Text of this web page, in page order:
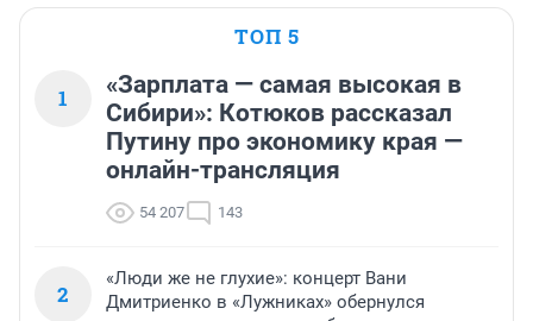
ТОП 5
1
«Зарплата — самая высокая в
Сибири»: Котюков рассказал
Путину про экономику края —
онлайн-трансляция
54 207 143
2
«Люди же не глухие»: концерт Вани
Дмитриенко в «Лужниках» обернулся